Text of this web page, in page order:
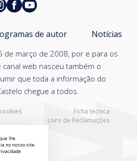
Ficha técnica
Livro de Reclamações
de março de 2008, por e para os
web nasceu também o
que toda a informação do
chegue a todos.
de autor Notícias
lhe
no nosso site.